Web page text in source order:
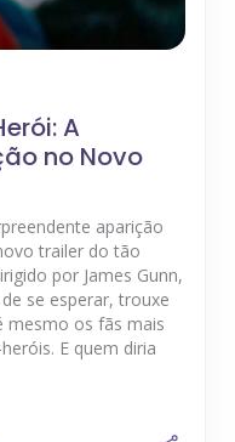
A
no Novo
aparição
trailer do tão
por James Gunn,
se esperar, trouxe
mesmo os fãs mais
E quem diria